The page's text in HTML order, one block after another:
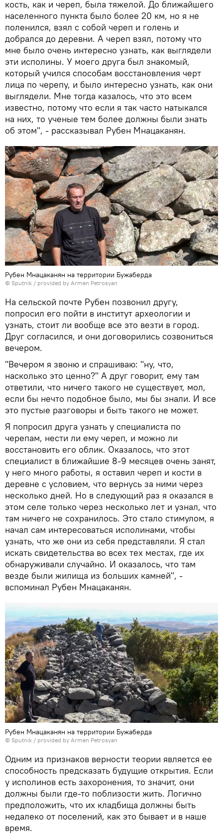
кость, как и череп, была тяжелой. До ближайшего
населенного пункта было более 20 км, но я не
поленился, взял с собой череп и голень и
добрался до деревни. А череп взял, потому что
мне было очень интересно узнать, как выглядели
эти исполины. У моего друга был знакомый,
который учился способам восстановления черт
лица по черепу, и было интересно узнать, как они
выглядели. Мне тогда казалось, что это всем
известно, потому что если я так часто натыкался
на них, то ученые тем более должны были знать
об этом", - рассказывал Рубен Мнацаканян.
Рубен Мнацаканян на территории Бужабердa
© Sputnik / provided by Armen Petrosyan
На сельской почте Рубен позвонил другу,
попросил его пойти в институт археологии и
узнать, стоит ли вообще все это везти в город.
Друг согласился, и они договорились созвониться
вечером.
"Вечером я звоню и спрашиваю: "ну, что,
насколько это ценно?" А друг говорит, ему там
ответили, что ничего такого не существует, мол,
если бы нечто подобное было, мы бы знали. И все
это пустые разговоры и быть такого не может.
Я попросил друга узнать у специалиста по
черепам, нести ли ему череп, и можно ли
восстановить его облик. Оказалось, что этот
специалист в ближайшие 8-9 месяцев очень занят,
у него много работы, я оставил череп и кости в
деревне с условием, что вернусь за ними через
несколько дней. Но в следующий раз я оказался в
этом селе только через несколько лет и узнал, что
там ничего не сохранилось. Это стало стимулом, я
начал сам интересоваться исполинами, чтобы
узнать, что же они из себя представляли. Я стал
искать свидетельства во всех тех местах, где их
обнаруживали случайно. И оказалось, что там
везде были жилища из больших камней", -
вспоминал Рубен Мнацаканян.
Рубен Мнацаканян на территории Бужабердa
© Sputnik / provided by Armen Petrosyan
Одним из признаков верности теории является ее
способность предсказать будущие открытия. Если
у исполинов есть захоронения, то значит, они
должны были где-то поблизости жить. Логично
предположить, что их кладбища должны быть
недалеко от поселений, как это бывает и в наше
время.